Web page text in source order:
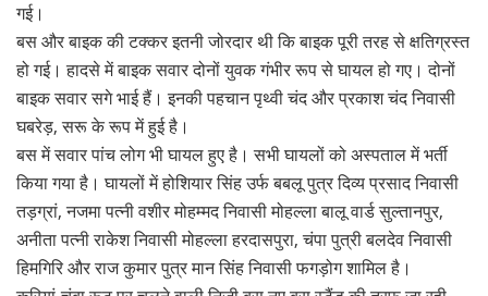
गई।
बस और बाइक की टक्कर इतनी जोरदार थी कि बाइक पूरी तरह से क्षतिग्रस्त
हो गई। हादसे में बाइक सवार दोनों युवक गंभीर रूप से घायल हो गए। दोनों
बाइक सवार सगे भाई हैं। इनकी पहचान पृथ्वी चंद और प्रकाश चंद निवासी
घबरेड़, सरू के रूप में हुई है।
बस में सवार पांच लोग भी घायल हुए है। सभी घायलों को अस्पताल में भर्ती
किया गया है। घायलों में होशियार सिंह उर्फ बबलू पुत्र दिव्य प्रसाद निवासी
तड़ग्रां, नजमा पत्नी वशीर मोहम्मद निवासी मोहल्ला बालू वार्ड सुल्तानपुर,
अनीता पत्नी राकेश निवासी मोहल्ला हरदासपुरा, चंपा पुत्री बलदेव निवासी
हिमगिरि और राज कुमार पुत्र मान सिंह निवासी फगड़ोग शामिल है।